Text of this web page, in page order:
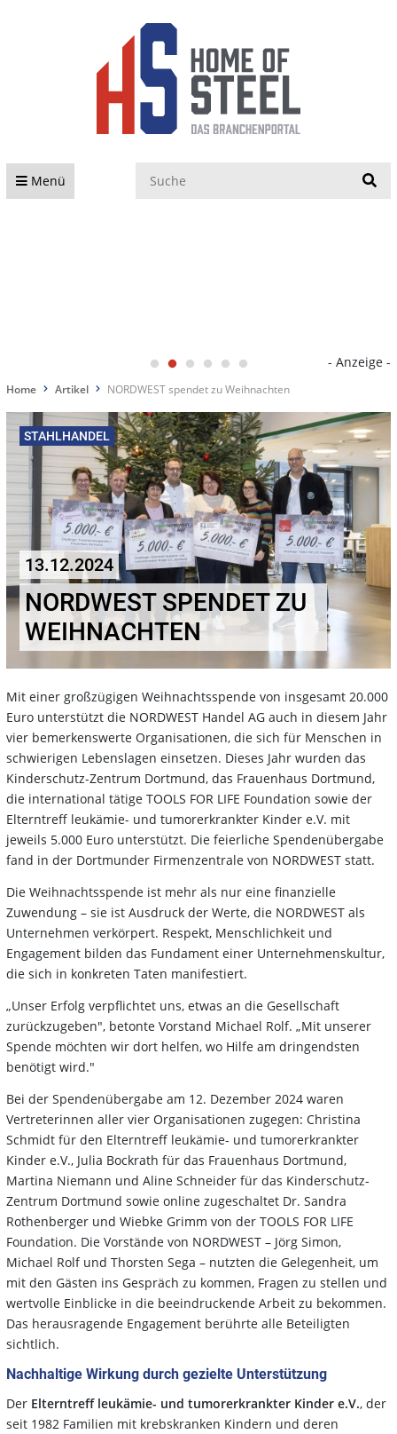
Menü
- Anzeige -
Home Artikel NORDWEST spendet zu Weihnachten
STAHLHANDEL
13.12.2024
NORDWEST SPENDET ZU
WEIHNACHTEN
Mit einer großzügigen Weihnachtsspende von insgesamt 20.000
Euro unterstützt die NORDWEST Handel AG auch in diesem Jahr
vier bemerkenswerte Organisationen, die sich für Menschen in
schwierigen Lebenslagen einsetzen. Dieses Jahr wurden das
Kinderschutz-Zentrum Dortmund, das Frauenhaus Dortmund,
die international tätige TOOLS FOR LIFE Foundation sowie der
Elterntreff leukämie- und tumorerkrankter Kinder e.V. mit
jeweils 5.000 Euro unterstützt. Die feierliche Spendenübergabe
fand in der Dortmunder Firmenzentrale von NORDWEST statt.
Die Weihnachtsspende ist mehr als nur eine finanzielle
Zuwendung – sie ist Ausdruck der Werte, die NORDWEST als
Unternehmen verkörpert. Respekt, Menschlichkeit und
Engagement bilden das Fundament einer Unternehmenskultur,
die sich in konkreten Taten manifestiert.
„Unser Erfolg verpflichtet uns, etwas an die Gesellschaft
zurückzugeben", betonte Vorstand Michael Rolf. „Mit unserer
Spende möchten wir dort helfen, wo Hilfe am dringendsten
benötigt wird."
Bei der Spendenübergabe am 12. Dezember 2024 waren
Vertreterinnen aller vier Organisationen zugegen: Christina
Schmidt für den Elterntreff leukämie- und tumorerkrankter
Kinder e.V., Julia Bockrath für das Frauenhaus Dortmund,
Martina Niemann und Aline Schneider für das Kinderschutz-
Zentrum Dortmund sowie online zugeschaltet Dr. Sandra
Rothenberger und Wiebke Grimm von der TOOLS FOR LIFE
Foundation. Die Vorstände von NORDWEST – Jörg Simon,
Michael Rolf und Thorsten Sega – nutzten die Gelegenheit, um
mit den Gästen ins Gespräch zu kommen, Fragen zu stellen und
wertvolle Einblicke in die beeindruckende Arbeit zu bekommen.
Das herausragende Engagement berührte alle Beteiligten
sichtlich.
Nachhaltige Wirkung durch gezielte Unterstützung
Der Elterntreff leukämie- und tumorerkrankter Kinder e.V., der
seit 1982 Familien mit krebskranken Kindern und deren